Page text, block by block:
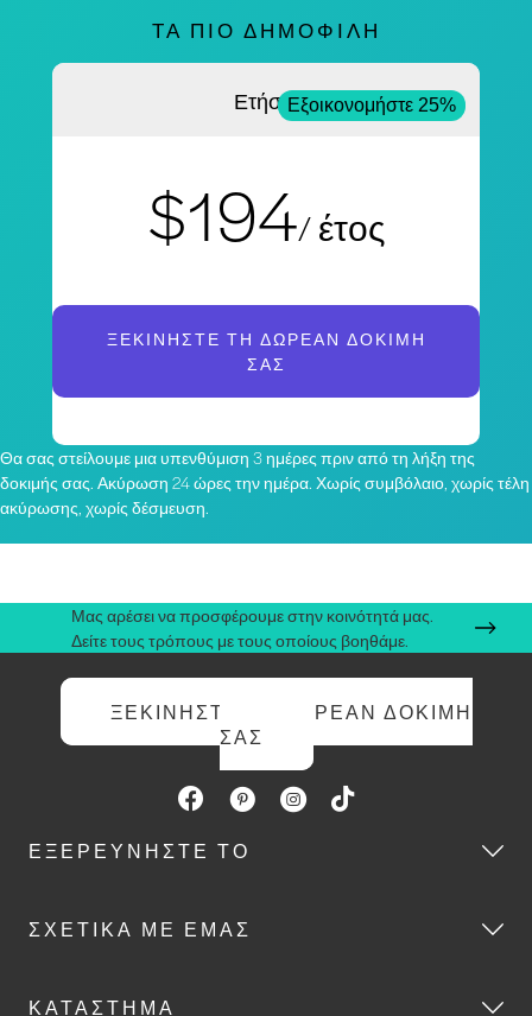
ΤΑ ΠΙΟ ΔΗΜΟΦΙΛΉ
ΕτήσιαΕξοικονομήστε 25%
$194/ έτος
ΞΕΚΙΝΉΣΤΕ ΤΗ ΔΩΡΕΆΝ ΔΟΚΙΜΉ
ΣΑΣ
Θα σας στείλουμε μια υπενθύμιση 3 ημέρες πριν από τη λήξη της
δοκιμής σας. Ακύρωση 24 ώρες την ημέρα. Χωρίς συμβόλαιο, χωρίς τέλη
ακύρωσης, χωρίς δέσμευση.
Μας αρέσει να προσφέρουμε στην κοινότητά μας.
Δείτε τους τρόπους με τους οποίους βοηθάμε.
ΞΕΚΙΝΉΣΤΕ ΤΗ ΔΩΡΕΆΝ ΔΟΚΙΜΉ
ΣΑΣ
ΕΞΕΡΕΥΝΉΣΤΕ ΤΟ
ΣΧΕΤΙΚΆ ΜΕ ΕΜΆΣ
ΚΑΤΆΣΤΗΜΑ